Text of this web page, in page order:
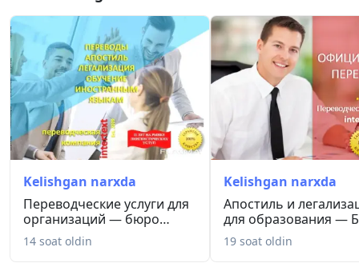
Студентам, поступающим в зарубежные вузы
Выпускникам, признающим дипломы за границей
Участникам академических обменов (Erasmus,
Иностранным студентам, поступающим в Узбекистане
Учебным заведениям для международного
INTERTEXT работает с 2009 года и имеет опыт
Бюро переводов intertext
Kelishgan narxda
Переводческие услуги для
организаций — бюро
перево...
14 soat oldin
Kelishgan narxda
Апостиль и
для образования —
пере...
19 soat oldin